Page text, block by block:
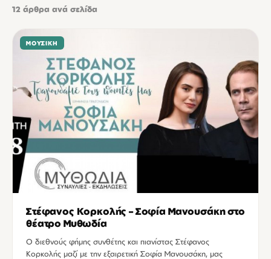
12 άρθρα ανά σελίδα
ΜΟΥΣΙΚΉ
Στέφανος Κορκολής – Σοφία Μανουσάκη στο
θέατρο Μυθωδία
Ο διεθνούς φήμης συνθέτης και πιανίστας Στέφανος
Κορκολής μαζί με την εξαιρετική Σοφία Μανουσάκη, μας